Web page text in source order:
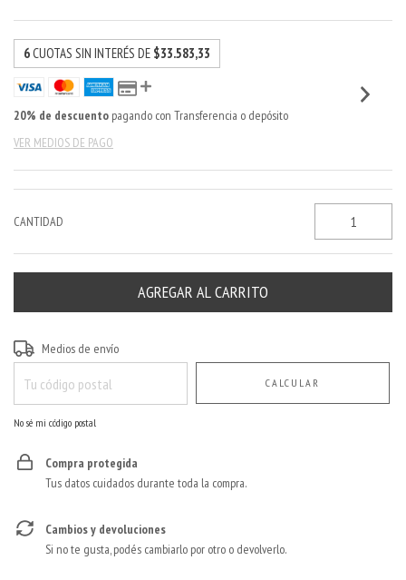
6CUOTAS SIN INTERÉS DE $33.583,33
20% de descuento pagando con Transferencia o depósito
VER MEDIOS DE PAGO
CANTIDAD
Entregas para el CP:
Medios de envío
CALCULAR
No sé mi código postal
Compra protegida
Tus datos cuidados durante toda la compra.
Cambios y devoluciones
Si no te gusta, podés cambiarlo por otro o devolverlo.